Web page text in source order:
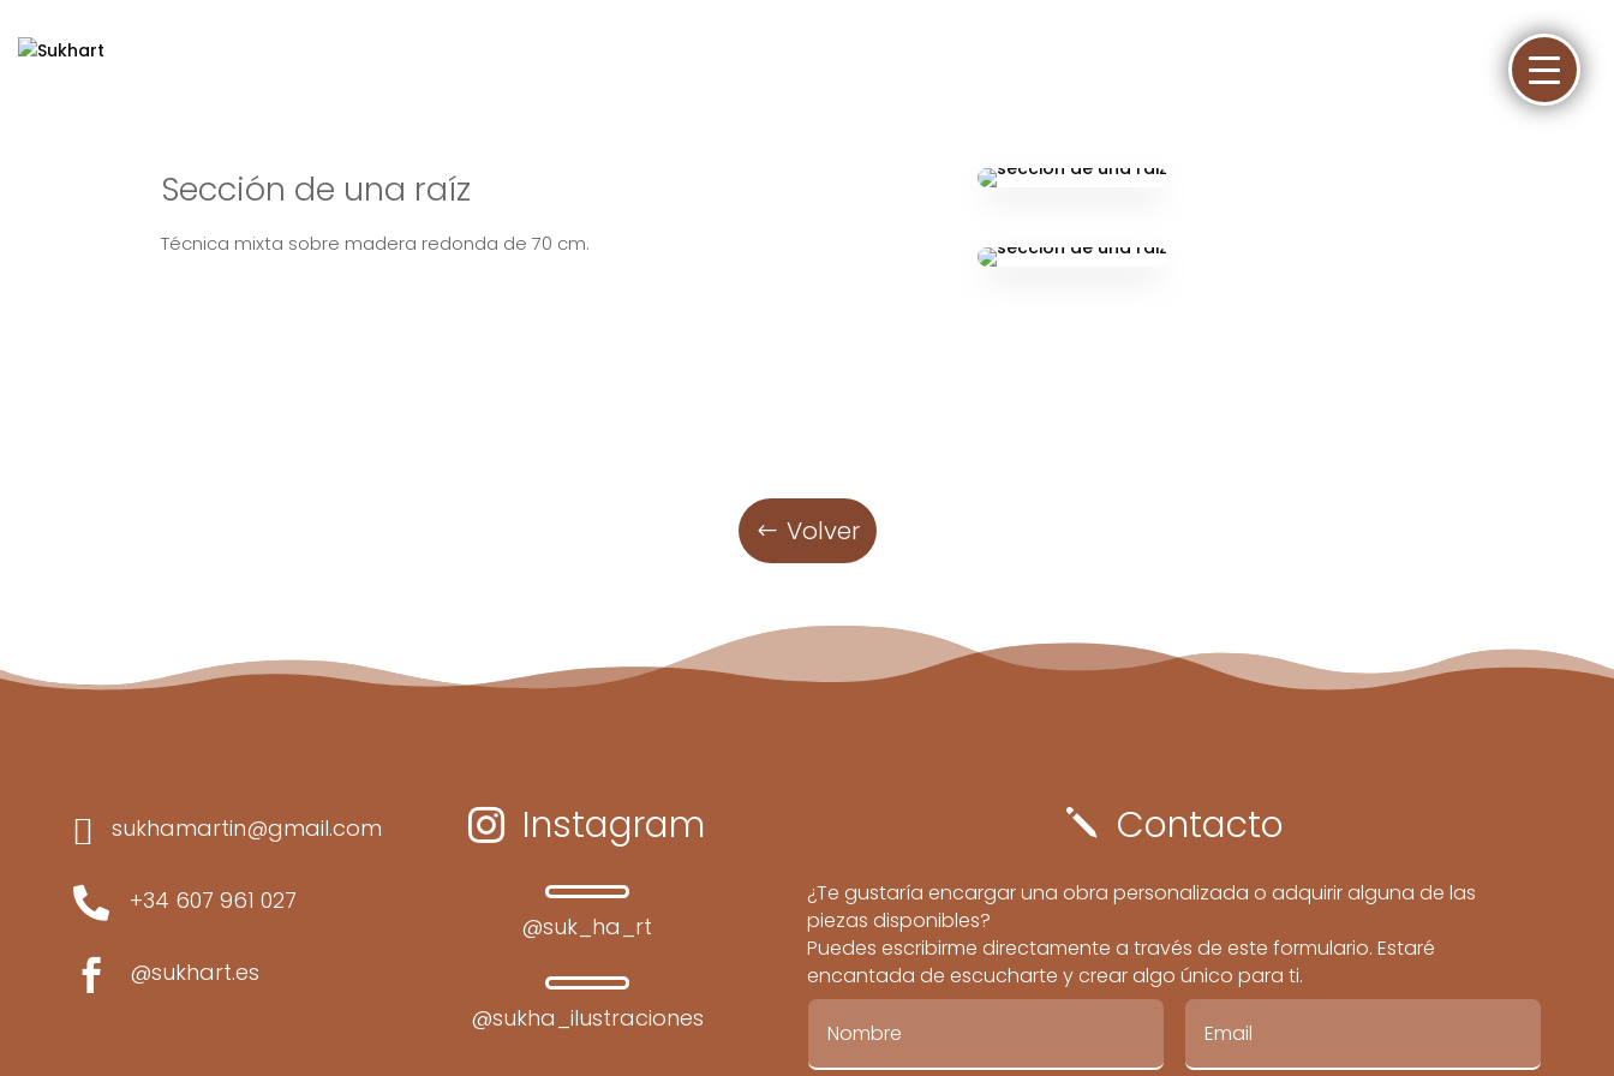
Sección de una raíz
Técnica mixta sobre madera redonda de 70 cm.
Volver
 sukhamartin@gmail.com
 +34 607 961 027
 @sukhart.es
 Instagram
@suk_ha_rt
@sukha_ilustraciones
j Contacto
¿Te gustaría encargar una obra personalizada o adquirir alguna de las
piezas disponibles?
Puedes escribirme directamente a través de este formulario. Estaré
encantada de escucharte y crear algo único para ti.